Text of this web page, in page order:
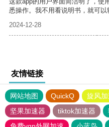
悉操作。我不用看说明书，就可以
2024-12-28
友情链接
网站地图 QuickQ 旋风
坚果加速器
tiktok加速器